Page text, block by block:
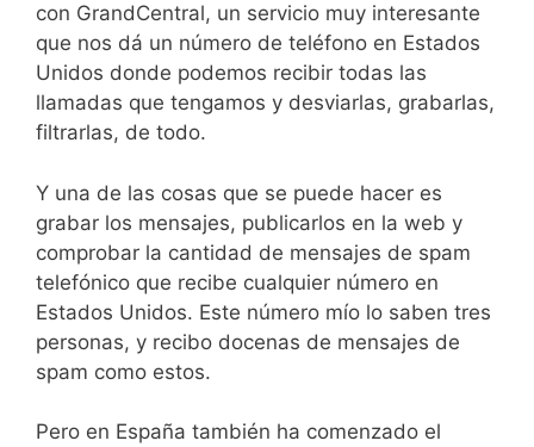
con GrandCentral, un servicio muy interesante
que nos dá un número de teléfono en Estados
Unidos donde podemos recibir todas las
llamadas que tengamos y desviarlas, grabarlas,
filtrarlas, de todo.
Y una de las cosas que se puede hacer es
grabar los mensajes, publicarlos en la web y
comprobar la cantidad de mensajes de spam
telefónico que recibe cualquier número en
Estados Unidos. Este número mío lo saben tres
personas, y recibo docenas de mensajes de
spam como estos.
Pero en España también ha comenzado el